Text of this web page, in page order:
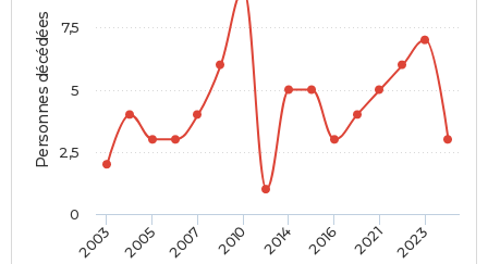
Personnes décédées
2003 2005 2007 2010 2014 2016 2021 2023
0
2,5
5
7,5